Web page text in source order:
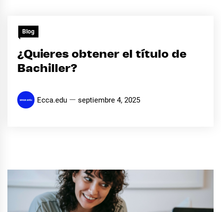
Blog
¿Quieres obtener el título de
Bachiller?
Ecca.edu septiembre 4, 2025